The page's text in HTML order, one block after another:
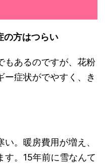
の方はつらい
もあるのですが、花粉
ー症状がでやすく、き
。暖房費用が増え、
す。15年前に雪なんて